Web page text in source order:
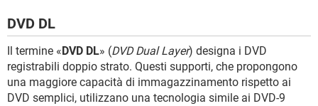
DVD DL
Il termine «DVD DL» (DVD Dual Layer) designa i DVD
registrabili doppio strato. Questi supporti, che propongono
una maggiore capacità di immagazzinamento rispetto ai
DVD semplici, utilizzano una tecnologia simile ai DVD-9